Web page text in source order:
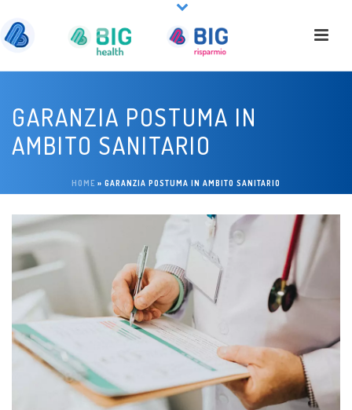
GARANZIA POSTUMA IN
AMBITO SANITARIO
HOME » GARANZIA POSTUMA IN AMBITO SANITARIO